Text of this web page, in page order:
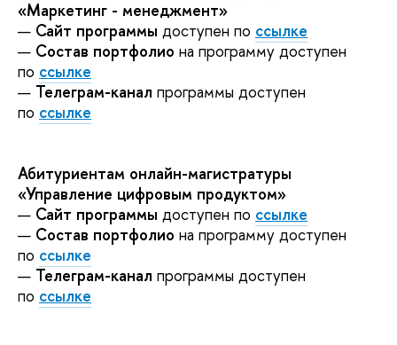
«Маркетинг - менеджмент»
— Сайт программы доступен по ссылке
— Состав портфолио на программу доступен
по ссылке
— Телеграм-канал программы доступен
по ссылке
Абитуриентам онлайн-магистратуры
«Управление цифровым продуктом»
— Сайт программы доступен по ссылке
— Состав портфолио на программу доступен
по ссылке
— Телеграм-канал программы доступен
по ссылке